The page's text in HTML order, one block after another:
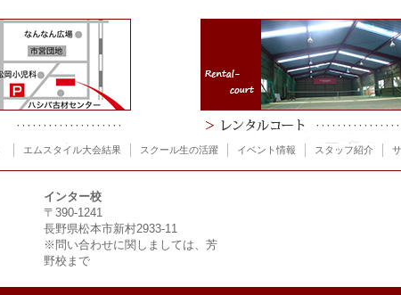
エムスタイル大会結果 スクール生の活躍 イベント情報 スタッフ紹介
インター校
〒390-1241
長野県松本市新村2933-11
※問い合わせに関しましては、芳
野校まで